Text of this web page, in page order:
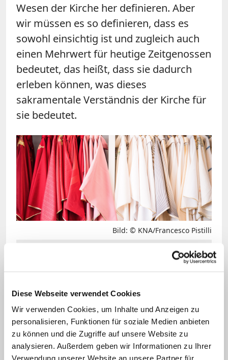
Diese Webseite verwendet Cookies
Wir verwenden Cookies, um Inhalte und Anzeigen zu
personalisieren, Funktionen für soziale Medien anbieten
zu können und die Zugriffe auf unsere Website zu
analysieren. Außerdem geben wir Informationen zu Ihrer
Verwendung unserer Website an unsere Partner für
Wesen der Kirche her definieren. Aber
wir müssen es so definieren, dass es
sowohl einsichtig ist und zugleich auch
einen Mehrwert für heutige Zeitgenossen
bedeutet, das heißt, dass sie dadurch
erleben können, was dieses
sakramentale Verständnis der Kirche für
sie bedeutet.
Bild: © KNA/Francesco Pistilli
"Ich meine, dass heute niemand mehr geweiht
sagt Jan Loffeld.
Frage: Was bedeutet es?
Loffeld:Sakramentalität bedeutet unter